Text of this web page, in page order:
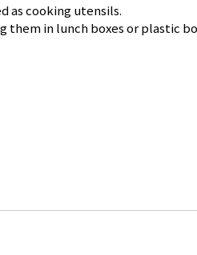
as cooking utensils.
them in lunch boxes or plastic